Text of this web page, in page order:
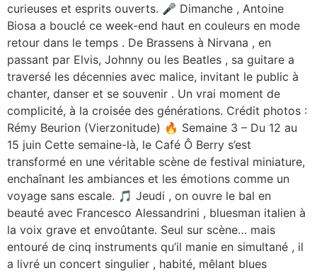
curieuses et esprits ouverts. 🎤 Dimanche , Antoine
Biosa a bouclé ce week-end haut en couleurs en mode
retour dans le temps . De Brassens à Nirvana , en
passant par Elvis, Johnny ou les Beatles , sa guitare a
traversé les décennies avec malice, invitant le public à
chanter, danser et se souvenir . Un vrai moment de
complicité, à la croisée des générations. Crédit photos :
Rémy Beurion (Vierzonitude) 🔥 Semaine 3 – Du 12 au
15 juin Cette semaine-là, le Café Ô Berry s’est
transformé en une véritable scène de festival miniature,
enchaînant les ambiances et les émotions comme un
voyage sans escale. 🎵 Jeudi , on ouvre le bal en
beauté avec Francesco Alessandrini , bluesman italien à
la voix grave et envoûtante. Seul sur scène… mais
entouré de cinq instruments qu’il manie en simultané , il
a livré un concert singulier , habité, mêlant blues